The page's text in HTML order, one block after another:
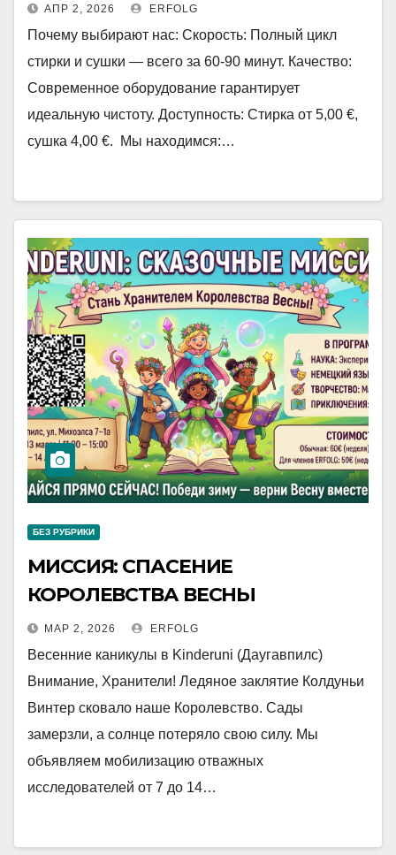
АПР 2, 2026 ERFOLG
Почему выбирают нас: Скорость: Полный цикл
стирки и сушки — всего за 60-90 минут. Качество:
Современное оборудование гарантирует
идеальную чистоту. Доступность: Стирка от 5,00 €,
сушка 4,00 €. Мы находимся:…
БЕЗ РУБРИКИ
МИССИЯ: СПАСЕНИЕ
КОРОЛЕВСТВА ВЕСНЫ
МАР 2, 2026 ERFOLG
Весенние каникулы в Kinderuni (Даугавпилс)
Внимание, Хранители! Ледяное заклятие Колдуньи
Винтер сковало наше Королевство. Сады
замерзли, а солнце потеряло свою силу. Мы
объявляем мобилизацию отважных
исследователей от 7 до 14…